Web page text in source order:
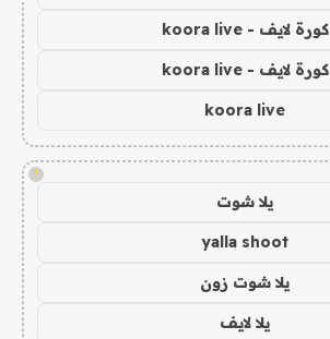
كورة لايف - koora live
كورة لايف - koora live
koora live
!
يلا شوت
yalla shoot
يلا شوت زون
يلا لايف